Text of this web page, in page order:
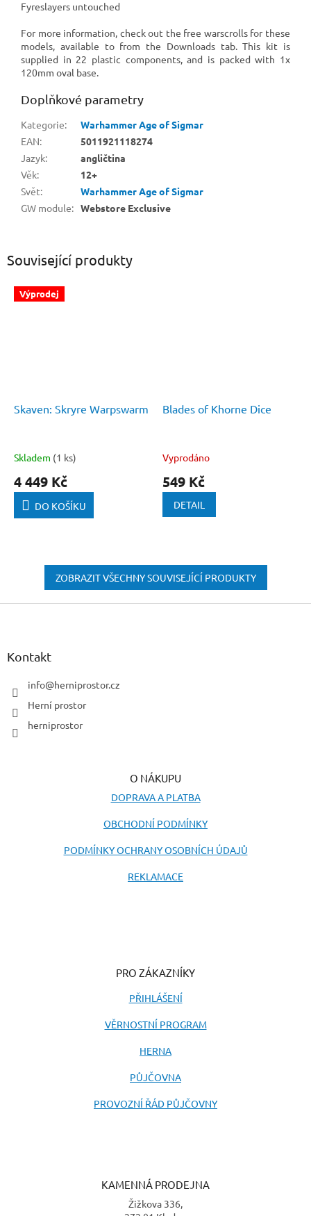
Související produkty
Výprodej
Skaven: Skryre Warpswarm
Skladem (1 ks)
4 449 Kč
DO KOŠÍKU
Blades of Khorne Dice
Vyprodáno
549 Kč
DETAIL
ZOBRAZIT VŠECHNY SOUVISEJÍCÍ PRODUKTY
Fyreslayers untouched
For more information, check out the free warscrolls for these
models, available to from the Downloads tab. This kit is
supplied in 22 plastic components, and is packed with 1x
120mm oval base.
Doplňkové parametry
Kategorie:
Warhammer Age of Sigmar
EAN:
5011921118274
Jazyk:
angličtina
Věk:
12+
Svět:
Warhammer Age of Sigmar
GW module: Webstore Exclusive
Z
Kontakt
info@herniprostor.cz
Herní prostor
herniprostor
O NÁKUPU
DOPRAVA A PLATBA
OBCHODNÍ PODMÍNKY
PODMÍNKY OCHRANY OSOBNÍCH ÚDAJŮ
REKLAMACE
PRO ZÁKAZNÍKY
PŘIHLÁŠENÍ
VĚRNOSTNÍ PROGRAM
HERNA
PŮJČOVNA
PROVOZNÍ ŘÁD PŮJČOVNY
KAMENNÁ PRODEJNA
Žižkova 336,